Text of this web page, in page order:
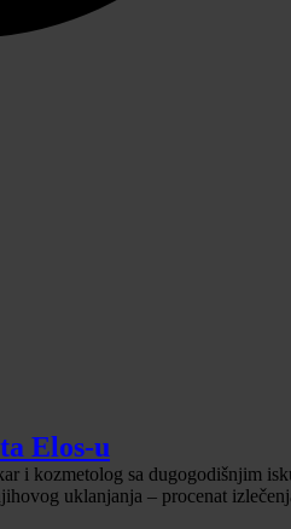
Elos-u
i kozmetolog sa dugogodišnjim
uklanjanja – procenat